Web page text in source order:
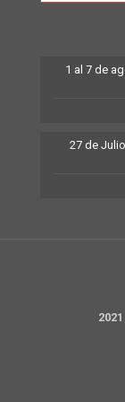
1 al 7 de
27 de